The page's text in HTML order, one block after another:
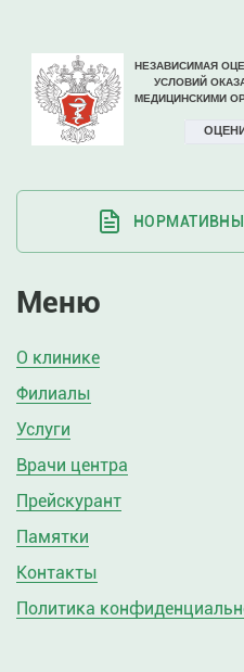
Меню
О клинике
Филиалы
Услуги
Врачи центра
Прейскурант
Памятки
Контакты
Политика